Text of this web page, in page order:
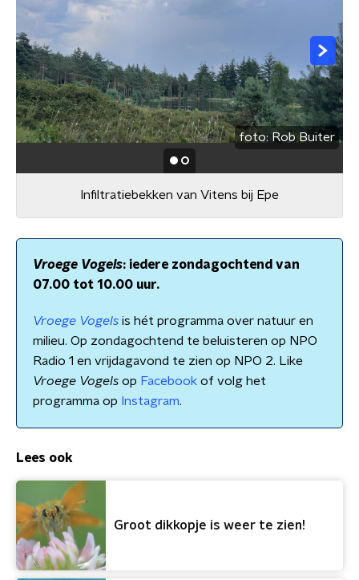
foto: Rob Buiter
Infiltratiebekken van Vitens bij Epe
Vroege Vogels: iedere zondagochtend van
07.00 tot 10.00 uur.
Vroege Vogels is hét programma over natuur en
milieu. Op zondagochtend te beluisteren op NPO
Radio 1 en vrijdagavond te zien op NPO 2. Like
Vroege Vogels op Facebook of volg het
programma op Instagram.
Lees ook
Groot dikkopje is weer te zien!